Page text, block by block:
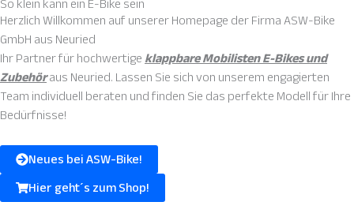
So klein kann ein E-Bike sein
Herzlich Willkommen auf unserer Homepage der Firma ASW-Bike
GmbH aus Neuried
Ihr Partner für hochwertige klappbare Mobilisten E-Bikes und
Zubehöraus Neuried. Lassen Sie sich von unserem engagierten
Team individuell beraten und finden Sie das perfekte Modell für Ihre
Bedürfnisse!
Neues bei ASW-Bike!
Hier geht´s zum Shop!